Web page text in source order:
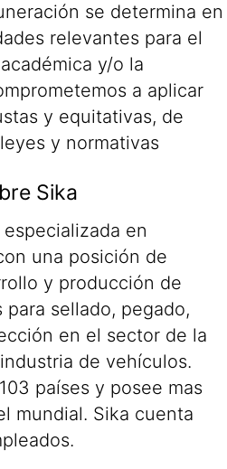
se determina en
relevantes para el
y/o la
a aplicar
y equitativas, de
y normativas
Sika
en
una posición de
y producción de
sellado, pegado,
en el sector de la
de vehículos.
países y posee mas
mundial. Sika cuenta